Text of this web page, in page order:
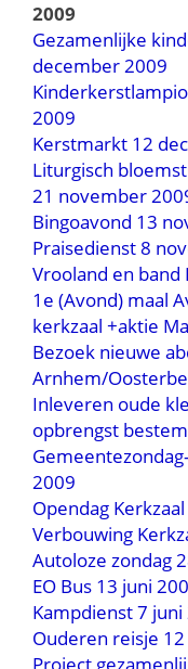
2009
Gezamenlijke
december 2009
2009
Kerstmarkt 12
Liturgisch
21 november
Bingoavond 13
Praisedienst 8
Vrooland en band
1e (Avond) maal
kerkzaal +aktie
Bezoek nieuwe
Arnhem/
Inleveren oude
opbrengst
2009
Opendag
Verbouwing
Autoloze zondag
EO Bus 13 juni
Kampdienst 7 juni
Ouderen reisje